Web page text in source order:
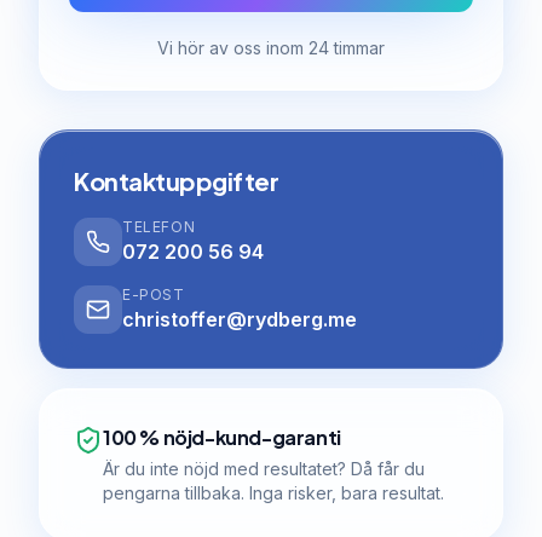
Vi hör av oss inom 24 timmar
Kontaktuppgifter
TELEFON
072 200 56 94
E-POST
christoffer@rydberg.me
100 % nöjd-kund-garanti
Är du inte nöjd med resultatet? Då får du
pengarna tillbaka. Inga risker, bara resultat.